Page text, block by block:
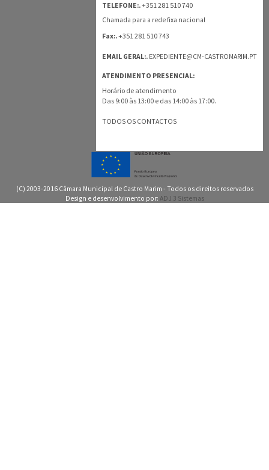
TELEFONE:.+351 281 510 740
Chamada para a rede fixa nacional
Fax:.+351 281 510 743
EMAIL GERAL:. EXPEDIENTE@CM-CASTROMARIM.PT
ATENDIMENTO PRESENCIAL:
Horário de atendimento
Das 9:00 às 13:00 e das 14:00 às 17:00.
TODOS OS CONTACTOS
(C) 2003-2016 Câmara Municipal de Castro Marim - Todos os direitos reservados
Design e desenvolvimento por: ADJ 3 Sistemas